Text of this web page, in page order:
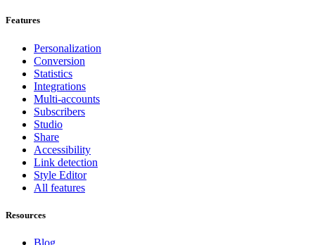
Features
Personalization
Conversion
Statistics
Integrations
Multi-accounts
Subscribers
Studio
Share
Accessibility
Link detection
Style Editor
All features
Resources
Blog